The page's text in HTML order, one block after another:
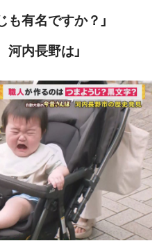
も有名ですか？」
河内長野は」